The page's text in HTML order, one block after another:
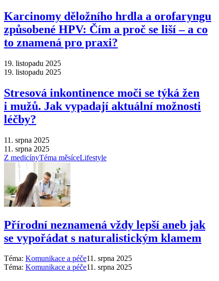
Karcinomy děložního hrdla a orofaryngu
způsobené HPV: Čím a proč se liší –⁠ a co
to znamená pro praxi?
19. listopadu 2025
19. listopadu 2025
Stresová inkontinence moči se týká žen
i mužů. Jak vypadají aktuální možnosti
léčby?
11. srpna 2025
11. srpna 2025
Z medicínyTéma měsíceLifestyle
Přírodní neznamená vždy lepší aneb jak
se vypořádat s naturalistickým klamem
Téma: Komunikace a péče11. srpna 2025
Téma: Komunikace a péče11. srpna 2025